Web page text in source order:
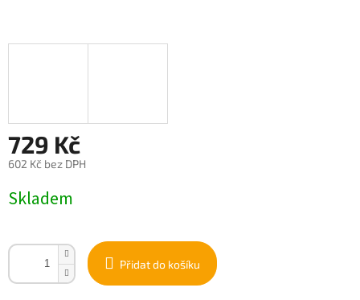
729 Kč
602 Kč bez DPH
cena:
Skladem
Přidat do košíku